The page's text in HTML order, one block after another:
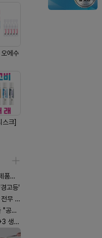
에수
스크]
니
고등'
내정
손"
동'